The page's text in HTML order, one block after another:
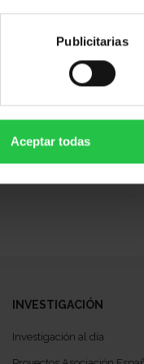
Publicitarias
Aceptar todas
14/10/2026 (Más
d'autocura
En línia
INVESTIGACIÓN
Investigación al día